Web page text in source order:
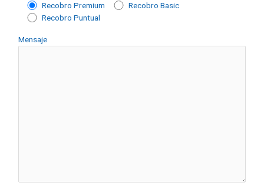
Recobro Premium
Recobro Basic
Recobro Puntual
Mensaje